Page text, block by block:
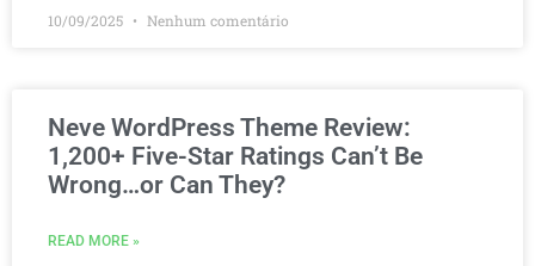
10/09/2025 Nenhum comentário
Neve WordPress Theme Review:
1,200+ Five-Star Ratings Can’t Be
Wrong…or Can They?
READ MORE »